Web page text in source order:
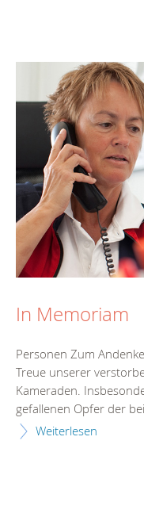
In Memoriam
Personen Zum
Treue unserer
Kameraden.
gefallenen Opfer der
Weiterlesen